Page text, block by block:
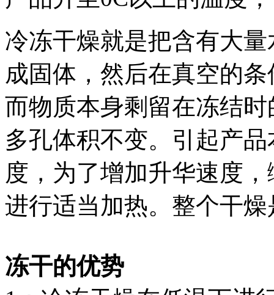
冷冻干燥就是把含有大
成固体，然后在真空的
而物质本身剩留在冻结
多孔体积不变。引起产
度，为了增加升华速度
进行适当加热。整个干
冻干的优势